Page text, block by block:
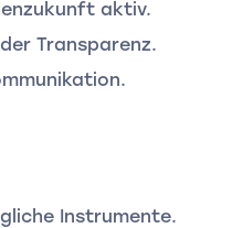
aktiv.
Transparenz.
Instrumente.